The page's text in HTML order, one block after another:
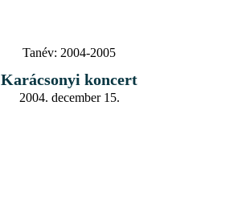
Tanév: 2004-2005
Karácsonyi koncert
2004. december 15.